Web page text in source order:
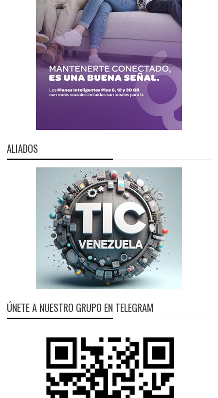
ALIADOS
ÚNETE A NUESTRO GRUPO EN TELEGRAM